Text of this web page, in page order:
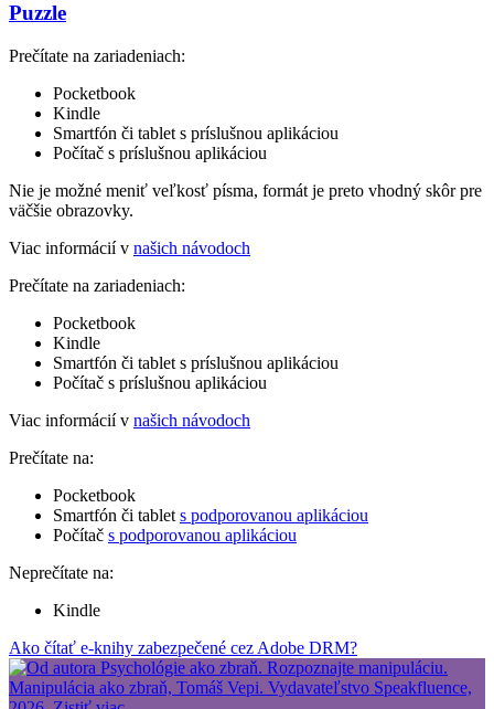
Puzzle
Prečítate na zariadeniach:
Pocketbook
Kindle
Smartfón či tablet s príslušnou aplikáciou
Počítač s príslušnou aplikáciou
Nie je možné meniť veľkosť písma, formát je preto vhodný skôr pre
väčšie obrazovky.
Viac informácií v našich návodoch
Prečítate na zariadeniach:
Pocketbook
Kindle
Smartfón či tablet s príslušnou aplikáciou
Počítač s príslušnou aplikáciou
Viac informácií v našich návodoch
Prečítate na:
Pocketbook
Smartfón či tablet s podporovanou aplikáciou
Počítač s podporovanou aplikáciou
Neprečítate na:
Kindle
Ako čítať e-knihy zabezpečené cez Adobe DRM?